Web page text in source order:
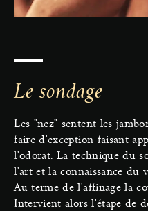
Le sondage
Les "nez" sentent les
faire d'exception faisant
l'odorat. La technique du
l'art et la connaissance du
Au terme de l'affinage la
Intervient alors l'étape de